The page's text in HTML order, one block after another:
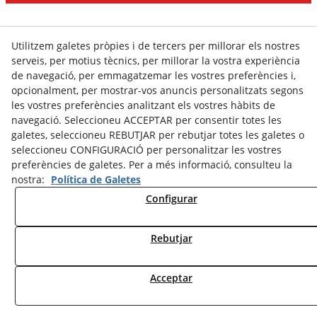
Utilitzem galetes pròpies i de tercers per millorar els nostres
serveis, per motius tècnics, per millorar la vostra experiència
de navegació, per emmagatzemar les vostres preferències i,
opcionalment, per mostrar-vos anuncis personalitzats segons
les vostres preferències analitzant els vostres hàbits de
navegació. Seleccioneu ACCEPTAR per consentir totes les
galetes, seleccioneu REBUTJAR per rebutjar totes les galetes o
seleccioneu CONFIGURACIÓ per personalitzar les vostres
preferències de galetes. Per a més informació, consulteu la
nostra: Política de Galetes
Configurar
Rebutjar
Acceptar